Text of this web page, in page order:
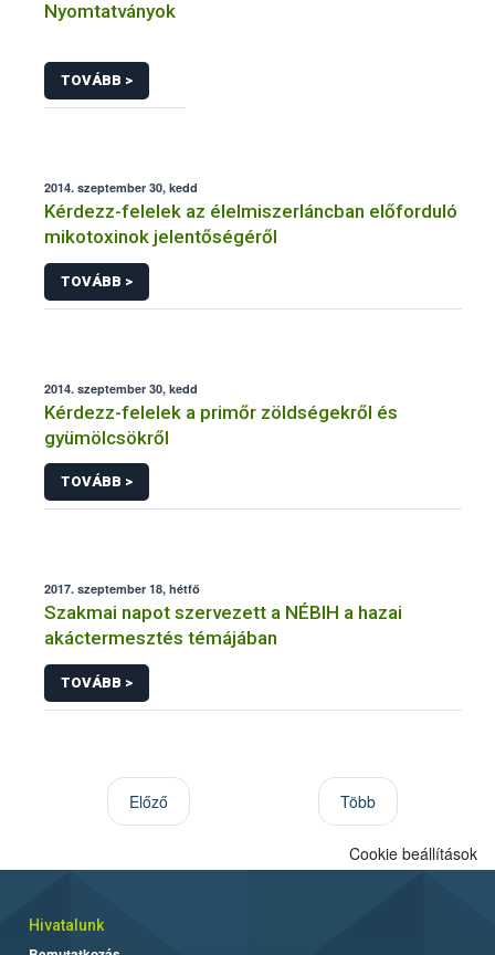
Nyomtatványok
TOVÁBB >
2014. szeptember 30, kedd
Kérdezz-felelek az élelmiszerláncban előforduló
mikotoxinok jelentőségéről
TOVÁBB >
2014. szeptember 30, kedd
Kérdezz-felelek a primőr zöldségekről és
gyümölcsökről
TOVÁBB >
2017. szeptember 18, hétfő
Szakmai napot szervezett a NÉBIH a hazai
akáctermesztés témájában
TOVÁBB >
Előző Több
Cookie beállítások
Hivatalunk